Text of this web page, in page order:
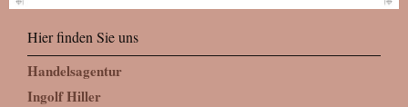
Hier finden Sie uns
Handelsagentur
Ingolf Hiller